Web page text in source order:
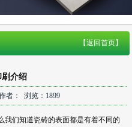
【返回首页】
介绍
者： 浏览：1899
我们知道瓷砖的表面都是有着不同的